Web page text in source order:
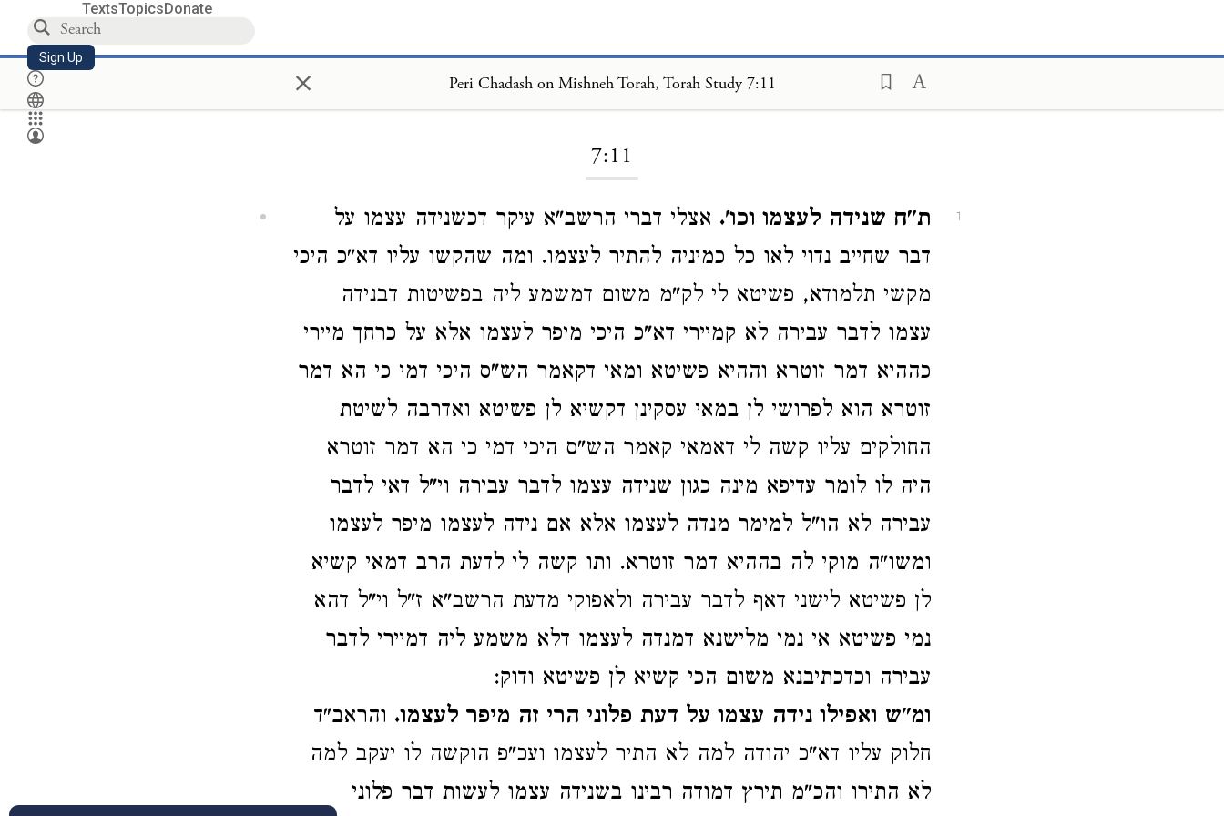
TextsTopicsDonate
Sign Up × Peri Chadash on Mishneh Torah, Torah Study 7:11
7:11
1 ת"ח שנידה לעצמו וכו'. אצלי דברי הרשב"א עיקר דכשנידה עצמו על
דבר שחייב נדוי לאו כל כמיניה להתיר לעצמו. ומה שהקשו עליו דא"כ היכי
מקשי תלמודא, פשיטא לי לק"מ משום דמשמע ליה בפשיטות דבנידה
עצמו לדבר עבירה לא קמיירי דא"כ היכי מיפר לעצמו אלא על כרחך מיירי
כההיא דמר זוטרא וההיא פשיטא ומאי דקאמר הש"ס היכי דמי כי הא דמר
זוטרא הוא לפרושי לן במאי עסקינן דקשיא לן פשיטא ואדרבה לשיטת
החולקים עליו קשה לי דאמאי קאמר הש"ס היכי דמי כי הא דמר זוטרא
היה לו לומר עדיפא מינה כגון שנידה עצמו לדבר עבירה וי"ל דאי לדבר
עבירה לא הו"ל למימר מנדה לעצמו אלא אם נידה לעצמו מיפר לעצמו
ומשו"ה מוקי לה בההיא דמר זוטרא. ותו קשה לי לדעת הרב דמאי קשיא
לן פשיטא לישני דאף לדבר עבירה ולאפוקי מדעת הרשב"א ז"ל וי"ל דהא
נמי פשיטא אי נמי מלישנא דמנדה לעצמו דלא משמע ליה דמיירי לדבר
עבירה וכדכתיבנא משום הכי קשיא לן פשיטא ודוק:
ומ"ש ואפילו נידה עצמו על דעת פלוני הרי זה מיפר לעצמו. והראב"ד
חלוק עליו דא"כ יהודה למה לא התיר לעצמו ועכ"פ הוקשה לו יעקב למה
לא התירו והכ"מ תירץ דמודה רבינו בשנידה עצמו לעשות דבר פלוני